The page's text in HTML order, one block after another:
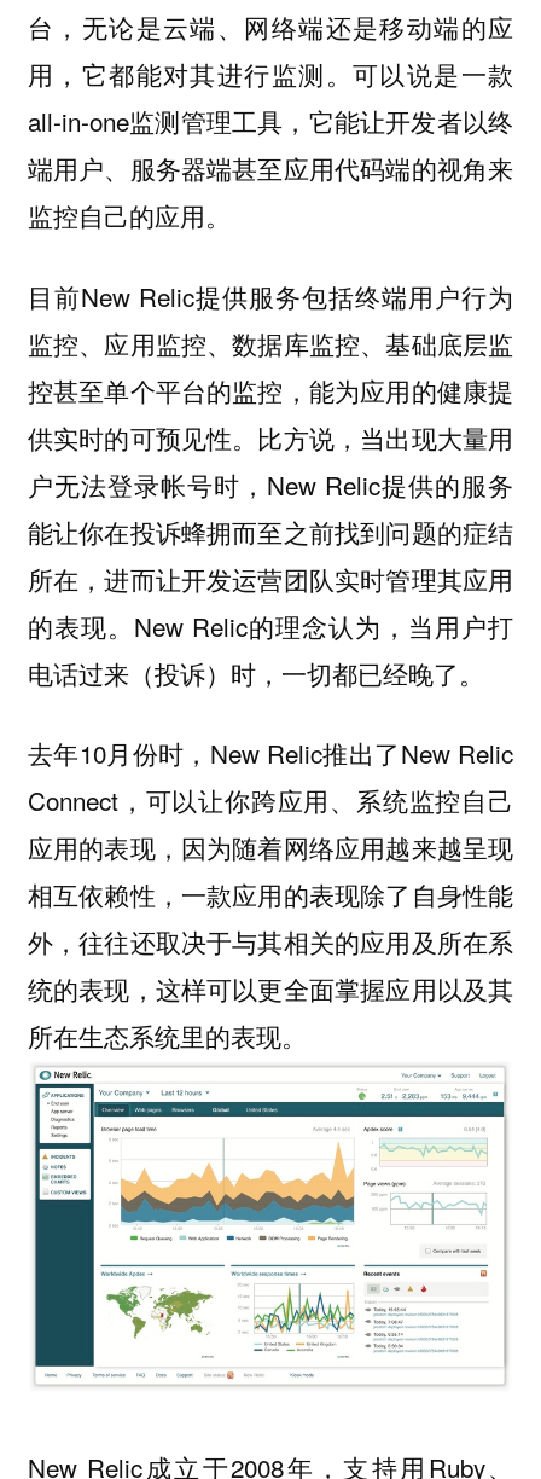
台，无论是云端、网络端还是移动端的应
用，它都能对其进行监测。可以说是一款
all-in-one监测管理工具，它能让开发者以终
端用户、服务器端甚至应用代码端的视角来
监控自己的应用。
目前New Relic提供服务包括终端用户行为
监控、应用监控、数据库监控、基础底层监
控甚至单个平台的监控，能为应用的健康提
供实时的可预见性。比方说，当出现大量用
户无法登录帐号时，New Relic提供的服务
能让你在投诉蜂拥而至之前找到问题的症结
所在，进而让开发运营团队实时管理其应用
的表现。New Relic的理念认为，当用户打
电话过来（投诉）时，一切都已经晚了。
去年10月份时，New Relic推出了New Relic
Connect，可以让你跨应用、系统监控自己
应用的表现，因为随着网络应用越来越呈现
相互依赖性，一款应用的表现除了自身性能
外，往往还取决于与其相关的应用及所在系
统的表现，这样可以更全面掌握应用以及其
所在生态系统里的表现。
New Relic成立于2008年，支持用Ruby、